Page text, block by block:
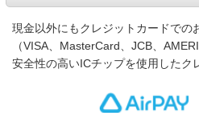
現金以外にもクレジットカードでの
（VISA、MasterCard、JCB、
安全性の高いICチップを使用したク